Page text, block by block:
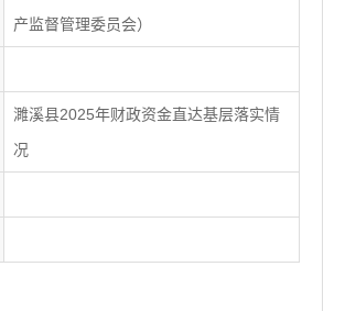
产监督管理委员会）
濉溪县2025年财政资金直达基层落实情
况